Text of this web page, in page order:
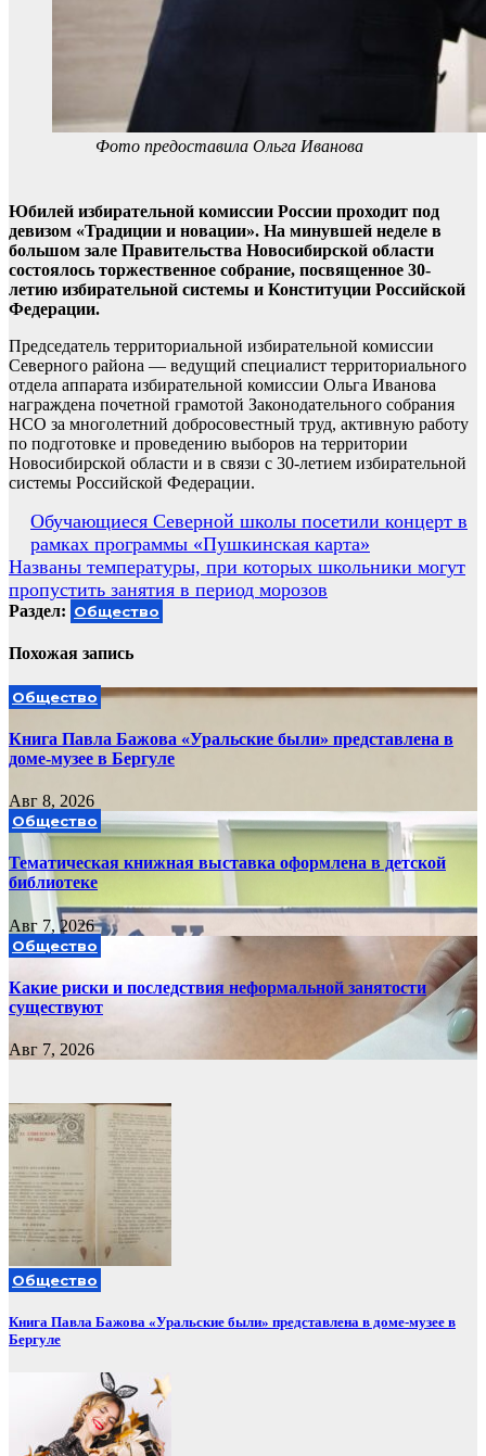
Фото предоставила Ольга Иванова
Юбилей избирательной комиссии России проходит под
девизом «Традиции и новации». На минувшей неделе в
большом зале Правительства Новосибирской области
состоялось торжественное собрание, посвященное 30-
летию избирательной системы и Конституции Российской
Федерации.
Председатель территориальной избирательной комиссии
Северного района — ведущий специалист территориального
отдела аппарата избирательной комиссии Ольга Иванова
награждена почетной грамотой Законодательного собрания
НСО за многолетний добросовестный труд, активную работу
по подготовке и проведению выборов на территории
Новосибирской области и в связи с 30-летием избирательной
системы Российской Федерации.
Навигация
по
записям
Обучающиеся Северной школы посетили концерт в
рамках программы «Пушкинская карта»
Названы температуры, при которых школьники могут
пропустить занятия в период морозов
Раздел: Общество
Похожая запись
Общество
Книга Павла Бажова «Уральские были» представлена в
доме-музее в Бергуле
Авг 8, 2026
Общество
Тематическая книжная выставка оформлена в детской
библиотеке
Авг 7, 2026
Общество
Какие риски и последствия неформальной занятости
существуют
Авг 7, 2026
Общество
Книга Павла Бажова «Уральские были» представлена в доме-музее в
Бергуле